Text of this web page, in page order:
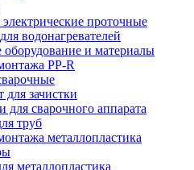
проточные
водонагревателей
и материалы
PP-R
зачистки
для сварочного аппарата
труб
металлопластика
металлопластика